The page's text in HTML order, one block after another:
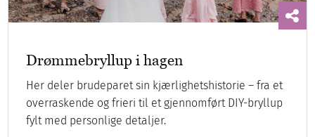
Drømmebryllup i hagen
Her deler brudeparet sin kjærlighetshistorie – fra et
overraskende og frieri til et gjennomført DIY-bryllup
fylt med personlige detaljer.